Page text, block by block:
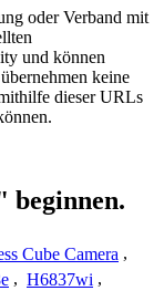
oder Verband mit
und können
keine
dieser URLs
Cube Camera ,
, H6837wi ,